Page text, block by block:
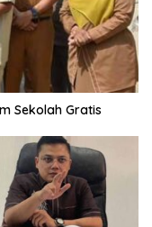
Sekolah Gratis